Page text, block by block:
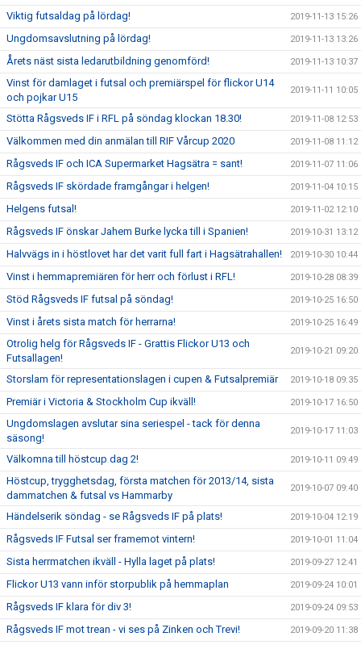
Viktig futsaldag på lördag! 2019-11-13 15:26
Ungdomsavslutning på lördag! 2019-11-13 13:26
Årets näst sista ledarutbildning genomförd! 2019-11-13 10:37
Vinst för damlaget i futsal och premiärspel för flickor U14
och pojkar U15
2019-11-11 10:05
Stötta Rågsveds IF i RFL på söndag klockan 18.30! 2019-11-08 12:53
Välkommen med din anmälan till RIF Vårcup 2020 2019-11-08 11:12
Rågsveds IF och ICA Supermarket Hagsätra = sant! 2019-11-07 11:06
Rågsveds IF skördade framgångar i helgen! 2019-11-04 10:15
Helgens futsal! 2019-11-02 12:10
Rågsveds IF önskar Jahem Burke lycka till i Spanien! 2019-10-31 13:12
Halvvägs in i höstlovet har det varit full fart i Hagsätrahallen! 2019-10-30 10:44
Vinst i hemmapremiären för herr och förlust i RFL! 2019-10-28 08:39
Stöd Rågsveds IF futsal på söndag! 2019-10-25 16:50
Vinst i årets sista match för herrarna! 2019-10-25 16:49
Otrolig helg för Rågsveds IF - Grattis Flickor U13 och
Futsallagen!
2019-10-21 09:20
Storslam för representationslagen i cupen & Futsalpremiär 2019-10-18 09:35
Premiär i Victoria & Stockholm Cup ikväll! 2019-10-17 16:50
Ungdomslagen avslutar sina seriespel - tack för denna
säsong!
2019-10-17 11:03
Välkomna till höstcup dag 2! 2019-10-11 09:49
Höstcup, trygghetsdag, första matchen för 2013/14, sista
dammatchen & futsal vs Hammarby
2019-10-07 09:40
Händelserik söndag - se Rågsveds IF på plats! 2019-10-04 12:19
Rågsveds IF Futsal ser framemot vintern! 2019-10-01 11:04
Sista herrmatchen ikväll - Hylla laget på plats! 2019-09-27 12:41
Flickor U13 vann inför storpublik på hemmaplan 2019-09-24 10:01
Rågsveds IF klara för div 3! 2019-09-24 09:53
Rågsveds IF mot trean - vi ses på Zinken och Trevi! 2019-09-20 11:38